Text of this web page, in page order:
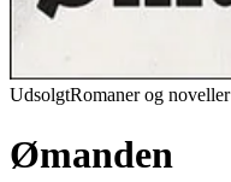
UdsolgtRomaner og noveller
Ømanden